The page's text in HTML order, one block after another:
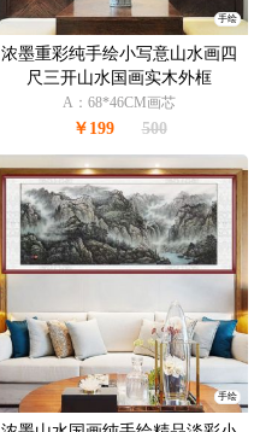
手绘
浓墨重彩纯手绘小写意山水画四
尺三开山水国画实木外框
A：68*46CM画芯
￥199 500
手绘